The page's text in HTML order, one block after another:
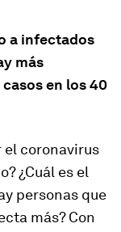
a infectados
más
en los 40
el coronavirus
¿Cuál es el
personas que
más? Con